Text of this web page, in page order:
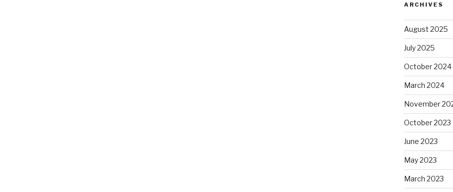
ARCHIVES
August 2025
July 2025
October 2024
March 2024
November
October 2023
June 2023
May 2023
March 2023